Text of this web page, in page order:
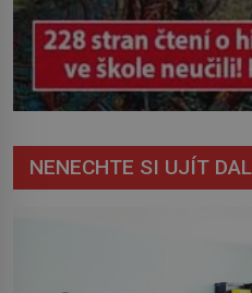
NENECHTE SI UJÍT